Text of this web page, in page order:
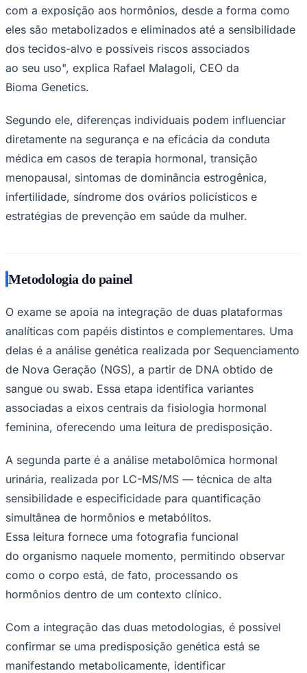
Corinthians
Palmeiras
com a exposição aos hormônios, desde a forma como
eles são metabolizados e eliminados até a sensibilidade
dos tecidos-alvo e possíveis riscos associados
ao seu uso", explica Rafael Malagoli, CEO da
Bioma Genetics.
Segundo ele, diferenças individuais podem influenciar
diretamente na segurança e na eficácia da conduta
médica em casos de terapia hormonal, transição
menopausal, sintomas de dominância estrogênica,
infertilidade, síndrome dos ovários policísticos e
estratégias de prevenção em saúde da mulher.
Metodologia do painel
O exame se apoia na integração de duas plataformas
analíticas com papéis distintos e complementares. Uma
delas é a análise genética realizada por Sequenciamento
de Nova Geração (NGS), a partir de DNA obtido de
sangue ou swab. Essa etapa identifica variantes
associadas a eixos centrais da fisiologia hormonal
feminina, oferecendo uma leitura de predisposição.
A segunda parte é a análise metabolômica hormonal
urinária, realizada por LC-MS/MS — técnica de alta
sensibilidade e especificidade para quantificação
simultânea de hormônios e metabólitos.
Essa leitura fornece uma fotografia funcional
do organismo naquele momento, permitindo observar
como o corpo está, de fato, processando os
hormônios dentro de um contexto clínico.
Com a integração das duas metodologias, é possível
confirmar se uma predisposição genética está se
manifestando metabolicamente, identificar